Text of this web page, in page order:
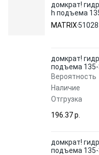
домкрат!
h подъема
MATRIX 51028
домкрат!
подъема
Вероятность
Наличие
Отгрузка
196.37 p.
домкрат!
подъема